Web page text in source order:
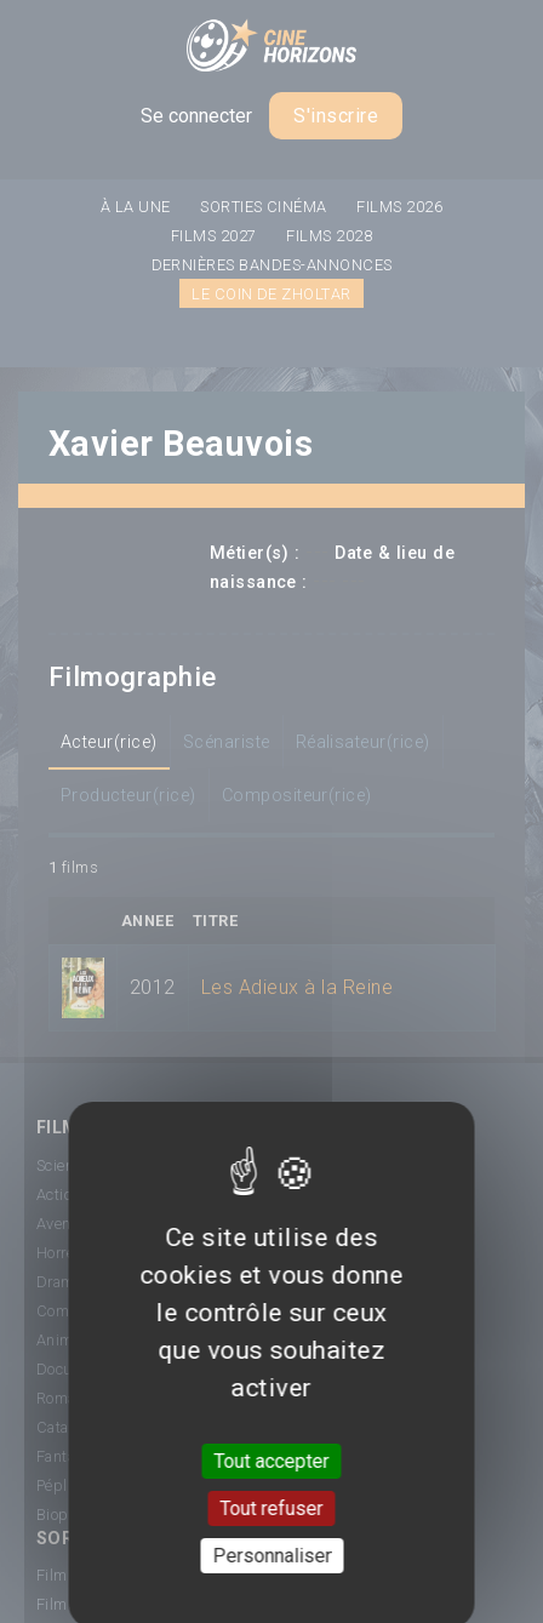
Se connecter S'inscrire
À LA UNE SORTIES CINÉMA
FILMS 2026
FILMS 2027
FILMS 2028
DERNIÈRES BANDES-ANNONCES
LE COIN DE ZHOLTAR
Xavier Beauvois
Métier(s) :
Date & lieu de
naissance :
Filmographie
Acteur(rice) Scénariste Réalisateur(rice)
Producteur(rice) Compositeur(rice)
1 films
ANNEE TITRE
2012 Les Adieux à la Reine
FILMS
Science-Fiction
Action
Aventure
Horreur
Drame
Comédie
Animation
Documentaire
Romance
Catastrophe
Fantastique
Péplum
Biopic
SORTIE CINÉ
Films 2015
Films 2016
Panneau de gestion des cookies
Ce site utilise des
cookies et vous donne
le contrôle sur ceux
que vous souhaitez
activer
Tout accepter
Tout refuser
Personnaliser